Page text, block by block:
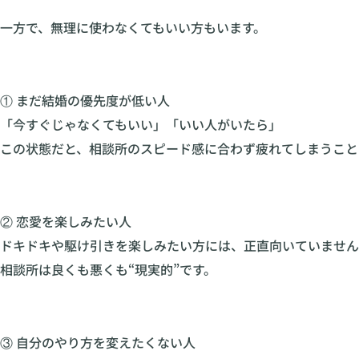
一方で、無理に使わなくてもいい方もいます。
① まだ結婚の優先度が低い人
「今すぐじゃなくてもいい」「いい人がいたら」
この状態だと、相談所のスピード感に合わず疲れてしまうこ
② 恋愛を楽しみたい人
ドキドキや駆け引きを楽しみたい方には、正直向いていませ
相談所は良くも悪くも“現実的”です。
③ 自分のやり方を変えたくない人